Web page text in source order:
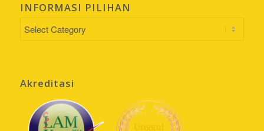
INFORMASI PILIHAN
INFORMASI
Akreditasi